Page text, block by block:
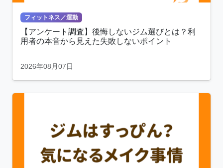
フィットネス／運動
【アンケート調査】後悔しないジム選びとは？利
用者の本音から見えた失敗しないポイント
2026年08月07日